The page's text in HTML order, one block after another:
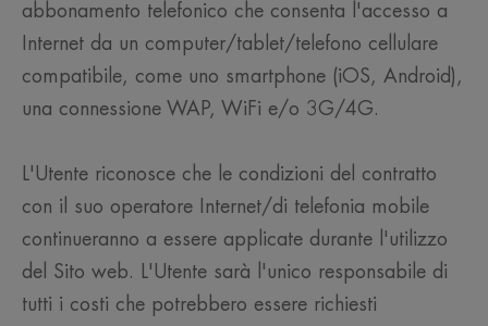
abbonamento telefonico che consenta l'accesso a
Internet da un computer/tablet/telefono cellulare
compatibile, come uno smartphone (iOS, Android),
una connessione WAP, WiFi e/o 3G/4G.
L'Utente riconosce che le condizioni del contratto
con il suo operatore Internet/di telefonia mobile
continueranno a essere applicate durante l'utilizzo
del Sito web. L'Utente sarà l'unico responsabile di
tutti i costi che potrebbero essere richiesti